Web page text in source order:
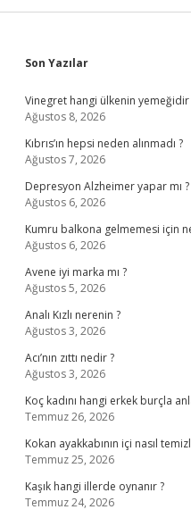
Sidebar
Son Yazılar
Vinegret hangi ülkenin yemeğidir
Ağustos 8, 2026
Kıbrıs’ın hepsi neden alınmadı ?
Ağustos 7, 2026
Depresyon Alzheimer yapar mı ?
Ağustos 6, 2026
Kumru balkona gelmemesi için
Ağustos 6, 2026
Avene iyi marka mı ?
Ağustos 5, 2026
Analı Kızlı nerenin ?
Ağustos 3, 2026
Acı’nın zıttı nedir ?
Ağustos 3, 2026
Koç kadını hangi erkek burçla
Temmuz 26, 2026
Kokan ayakkabının içi nasıl
Temmuz 25, 2026
Kaşık hangi illerde oynanır ?
Temmuz 24, 2026